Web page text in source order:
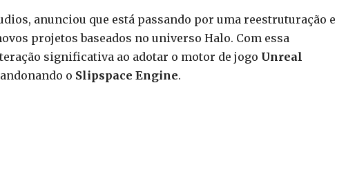
anunciou que está passando por uma reestruturação e
projetos baseados no universo Halo. Com essa
significativa ao adotar o motor de jogo Unreal
o Slipspace Engine.